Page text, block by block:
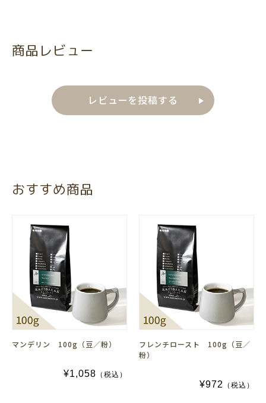
商品レビュー
レビューを投稿する
おすすめ商品
マンデリン 100g（豆／粉）
¥1,058 （税込）
フレンチロースト 100g（豆／
粉）
¥972 （税込）